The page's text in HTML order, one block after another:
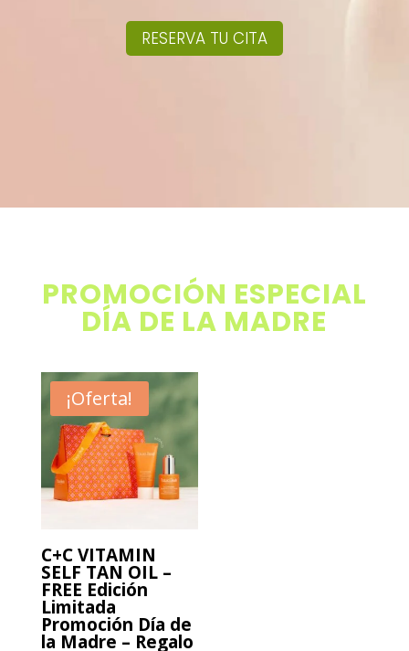
RESERVA TU CITA
PROMOCIÓN ESPECIAL
DÍA DE LA MADRE
¡Oferta!
C+C VITAMIN
SELF TAN OIL –
FREE Edición
Limitada
Promoción Día de
la Madre – Regalo